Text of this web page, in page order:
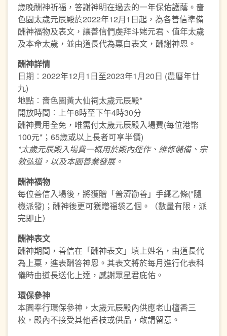
歲晚酬神祈福，答謝神明在過去的一年保佑護蔭。嗇
色園太歲元辰殿於2022年12月1日起，為各善信準備
酬神福物及表文，讓善信們虔拜斗姥元君、值年太歲
及本命太歲，並由道長代為稟白表文，酬謝神恩。
酬神詳情
日期︰2022年12月1日至2023年1月20日 (農曆年廿
九)
地點︰嗇色園黃大仙祠太歲元辰殿*
開放時間︰上午8時至下午4時30分
酬神費用全免，唯需付太歲元辰殿入場費(每位港幣
100元*；65歲或以上長者可享半價)
*太歲元辰殿入場費一概用於殿內運作、維修儲備、宗
教弘道，以及本園善業發展。
酬神福物
每位善信入場後，將獲贈「普濟勸善」手繩乙條(*隨
機派發)；酬神後更可獲贈福袋乙個。（數量有限，派
完即止）
酬神表文
酬神期間，善信在「酬神表文」填上姓名，由道長代
為上稟，進表酬答神恩。其表文將於每月進行化表科
儀時由道長送化上達，感謝眾星君庇佑。
環保參神
本園奉行環保參神，太歲元辰殿內供應老山檀香三
枚，殿內不接受其他香枝或供品，敬請留意。